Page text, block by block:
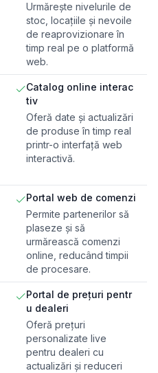
Urmărește nivelurile de
stoc, locațiile și nevoile
de reaprovizionare în
timp real pe o platformă
web.
Catalog online interac
tiv
Oferă date și actualizări
de produse în timp real
printr-o interfață web
interactivă.
Portal web de comenzi
Permite partenerilor să
plaseze și să
urmărească comenzi
online, reducând timpii
de procesare.
Portal de prețuri pentr
u dealeri
Oferă prețuri
personalizate live
pentru dealeri cu
actualizări și reduceri